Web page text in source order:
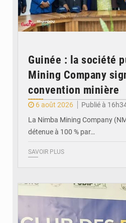
Guinée : la société
Mining Company
convention minière
6 août 2026
Publié à
La Nimba Mining Company
détenue à 100 % par…
SAVOIR PLUS